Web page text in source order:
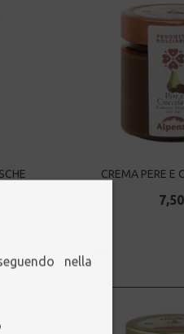
CREMA PERE E
7,50
nella